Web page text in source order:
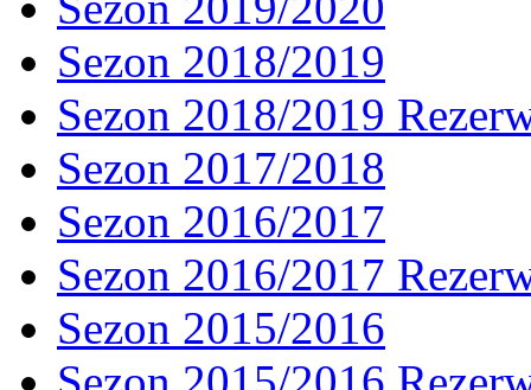
Sezon 2018/2019
Sezon 2018/2019
Sezon 2017/2018
Sezon 2016/2017
Sezon 2016/2017
Sezon 2015/2016